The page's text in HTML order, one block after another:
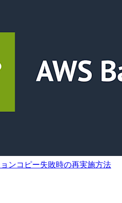
ンコピー失敗時の再実施方法